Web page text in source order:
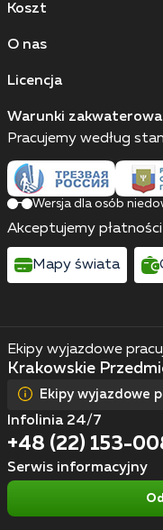
Koszt
O nas
Licencja
Warunki
Ekipy wyjazdowe
Krakowskie
Ekipy wyjazdowe
Infolinia 24/7
+48 (22) 153-
Serwis informacyjny
Pracujemy według
Wersja dla osób
Akceptujemy płatności
Mapy świata